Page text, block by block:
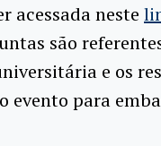
acessada neste
são
e os
evento para